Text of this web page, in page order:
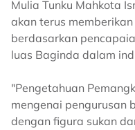
Mulia Tunku Mahkota
akan terus
berdasarkan
luas Baginda dalam
"Pengetahuan
mengenai pengurusan
dengan figura sukan